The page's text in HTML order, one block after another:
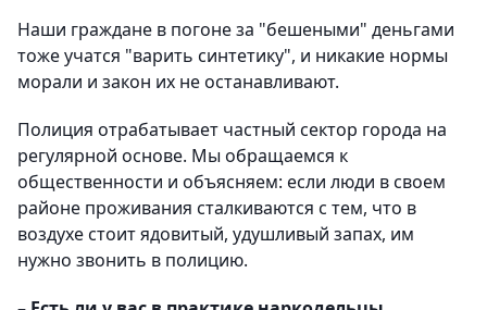
Наши граждане в погоне за "бешеными" деньгами
тоже учатся "варить синтетику", и никакие нормы
морали и закон их не останавливают.
Полиция отрабатывает частный сектор города на
регулярной основе. Мы обращаемся к
общественности и объясняем: если люди в своем
районе проживания сталкиваются с тем, что в
воздухе стоит ядовитый, удушливый запах, им
нужно звонить в полицию.